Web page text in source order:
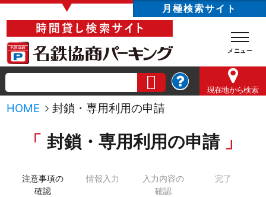
▼ 月極検索サイト
現在地から検索
HOME 封鎖・専用利用の申請
封鎖・専用利用の申請
注意事項の
確認
情報入力
入力内容の
確認
完了